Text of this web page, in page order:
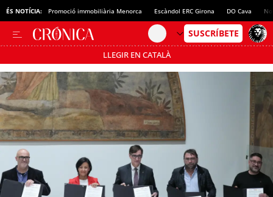
ÉS NOTÍCIA: Promoció immobiliària Menorca Escàndol ERC Girona DO Cava
LLEGIR EN CATALÀ
Passa’t al mode estalvi